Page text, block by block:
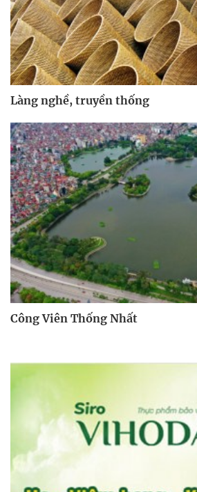
Làng nghề, truyền thống
Công Viên Thống Nhất